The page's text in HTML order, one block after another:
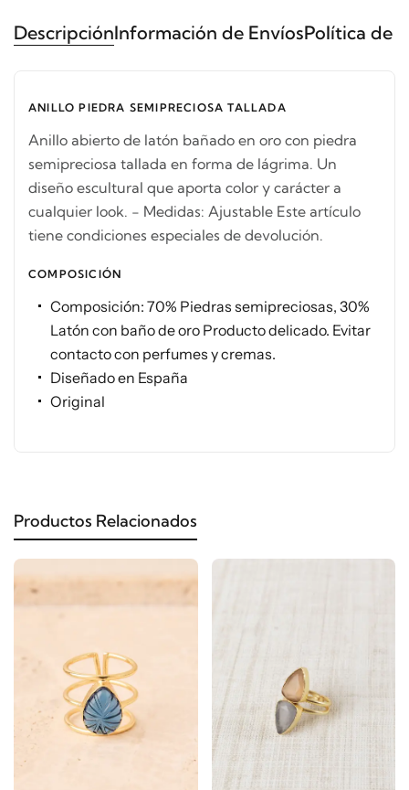
DescripciónInformación de EnvíosPolítica de
ANILLO PIEDRA SEMIPRECIOSA TALLADA
Anillo abierto de latón bañado en oro con piedra
semipreciosa tallada en forma de lágrima. Un
diseño escultural que aporta color y carácter a
cualquier look. - Medidas: Ajustable Este artículo
tiene condiciones especiales de devolución.
COMPOSICIÓN
Composición: 70% Piedras semipreciosas, 30%
Latón con baño de oro Producto delicado. Evitar
contacto con perfumes y cremas.
Diseñado en España
Original
Productos Relacionados